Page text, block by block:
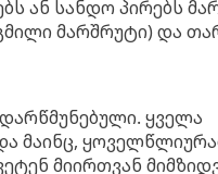
ან სანდო პირებს
მარშრუტი) და
ყველა
მაინც,
მიირთვან